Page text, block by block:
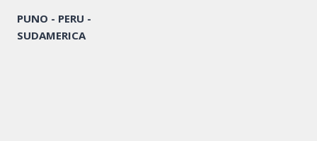
PUNO - PERU -
SUDAMERICA